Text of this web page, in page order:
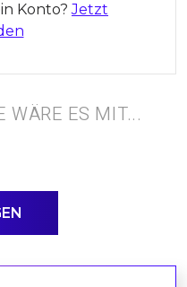
Konto?Jetzt
WÄRE ES MIT...